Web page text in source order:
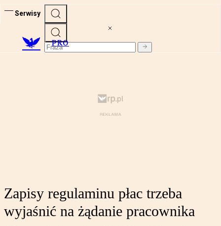
Serwisy
PRO
Zapisy regulaminu płac trzeba
wyjaśnić na żądanie pracownika